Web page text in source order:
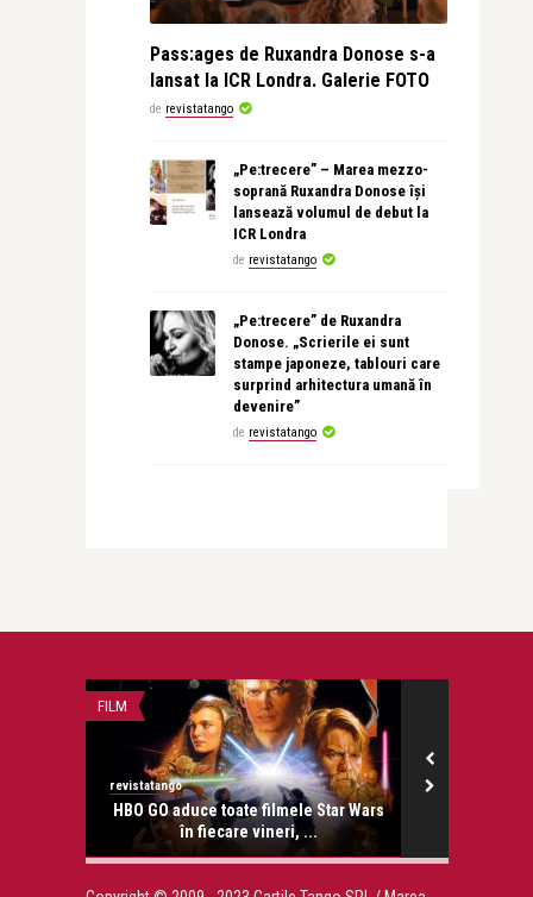
Pass:ages de Ruxandra Donose s-a
lansat la ICR Londra. Galerie FOTO
de revistatango
„Pe:trecere” – Marea mezzo-
soprană Ruxandra Donose își
lansează volumul de debut la
ICR Londra
de revistatango
„Pe:trecere” de Ruxandra
Donose. „Scrierile ei sunt
stampe japoneze, tablouri care
surprind arhitectura umană în
devenire”
de revistatango
FILM
revistatango
HBO GO aduce toate filmele Star Wars
în fiecare vineri, ...